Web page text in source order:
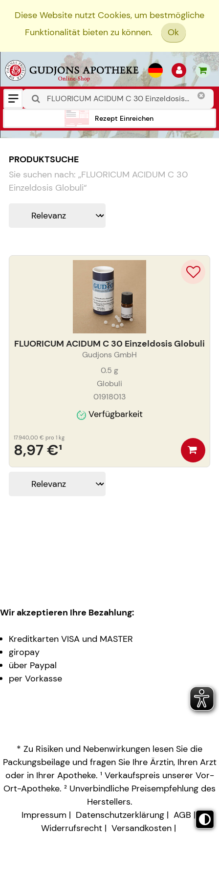
Diese Website nutzt Cookies, um bestmögliche
Funktionalität bieten zu können.
Ok
Rezept Einreichen
PRODUKTSUCHE
Sie suchen nach: „FLUORICUM ACIDUM C 30
Einzeldosis Globuli“
FLUORICUM ACIDUM C 30 Einzeldosis Globuli
Gudjons GmbH
0.5 g
Globuli
01918013
Verfügbarkeit
8,97 €¹
17.940,00 € pro 1 kg
Wir akzeptieren Ihre Bezahlung:
Kreditkarten VISA und MASTER
giropay
über Paypal
per Vorkasse
* Zu Risiken und Nebenwirkungen lesen Sie die
Packungsbeilage und fragen Sie Ihre Ärztin, Ihren Arzt
oder in Ihrer Apotheke. ¹ Verkaufspreis unserer Vor-
Ort-Apotheke. ² Unverbindliche Preisempfehlung des
Herstellers.
Impressum
Datenschutzerklärung
AGB
Widerrufsrecht
Versandkosten